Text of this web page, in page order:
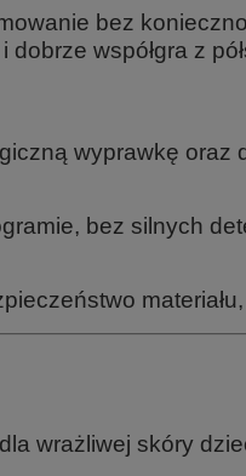
bez
współgra z
wyprawkę
bez silnych
wrażliwej skóry